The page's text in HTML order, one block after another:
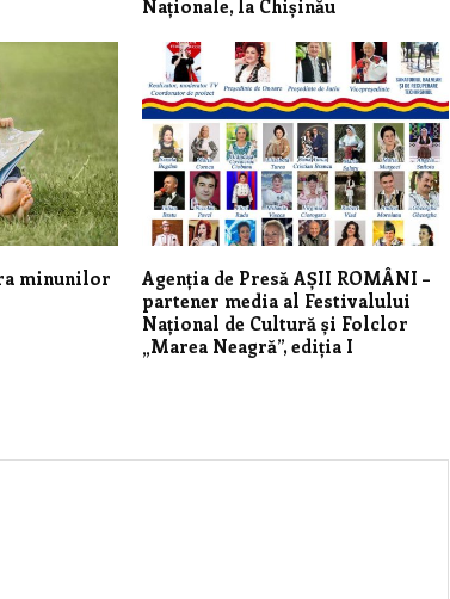
Naționale, la Chișinău
minunilor
Agenția de Presă AȘII ROMÂNI –
partener media al Festivalului
Național de Cultură și Folclor
„Marea Neagră”, ediția I